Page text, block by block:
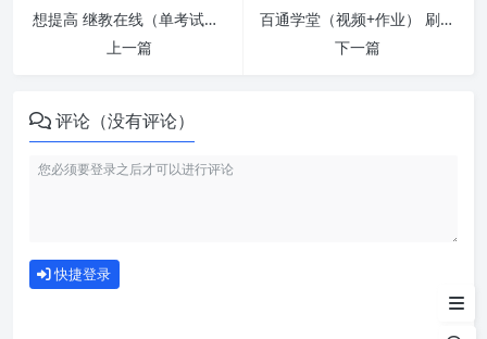
想提高 继教在线（单考试） 刷课效率？看看这些实用技巧
上一篇
百通学堂（视频+作业） 刷课也能轻松过！简单技巧大公开
下一篇
评论（没有评论）
快捷登录